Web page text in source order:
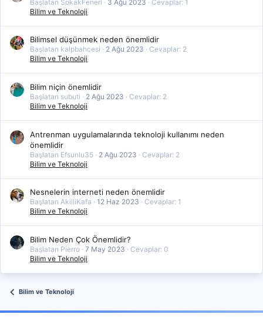
Başlatan SokakFeneri 3 Ağu 2023
Cevaplar: 1
Bilim ve Teknoloji
Bilimsel düşünmek neden önemlidir
Başlatan kalpbahcesi 2 Ağu 2023
Cevaplar: 2
Bilim ve Teknoloji
Bilim niçin önemlidir
Başlatan subuti 2 Ağu 2023
Cevaplar: 2
Bilim ve Teknoloji
Antrenman uygulamalarında teknoloji kullanımı neden
önemlidir
Başlatan Efsunlu35 2 Ağu 2023
Cevaplar: 2
Bilim ve Teknoloji
Nesnelerin interneti neden önemlidir
Başlatan AkilliKafa 12 Haz 2023
Cevaplar: 1
Bilim ve Teknoloji
Bilim Neden Çok Önemlidir?
Başlatan Pierro 7 May 2023
Cevaplar: 0
Bilim ve Teknoloji
Bilim ve Teknoloji